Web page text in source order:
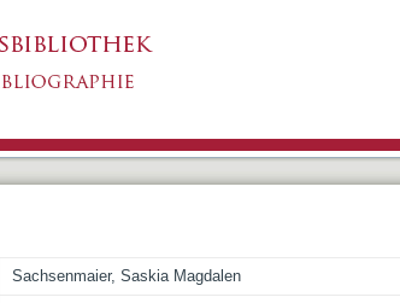
Sachsenmaier, Saskia Magdalen